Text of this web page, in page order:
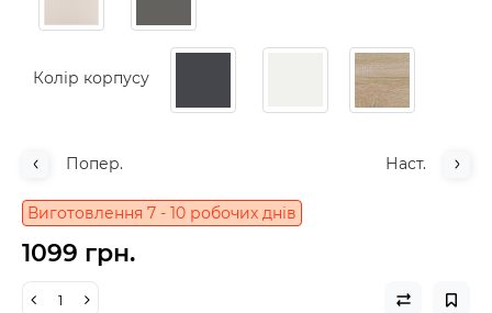
Колір корпусу
Попер. Наст.
Виготовлення 7 - 10 робочих днів
1099 грн.